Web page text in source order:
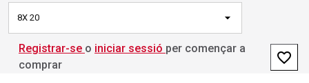
8X 20
Registrar-se o iniciar sessió per començar a
comprar
favorite_border